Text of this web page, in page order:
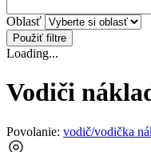
Oblasť
Použiť filtre
Loading...
Vodiči
Povolanie: vodič/vodička